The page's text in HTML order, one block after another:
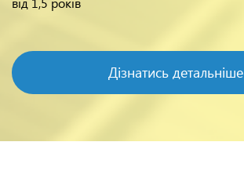
Дізнатись детальніше